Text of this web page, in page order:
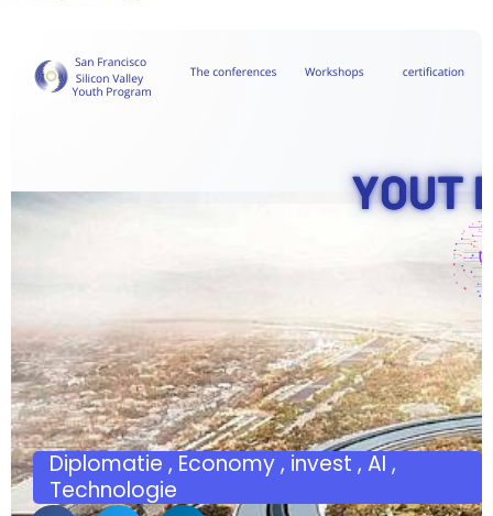
Diplomatie , Economy , invest , AI ,
Technologie